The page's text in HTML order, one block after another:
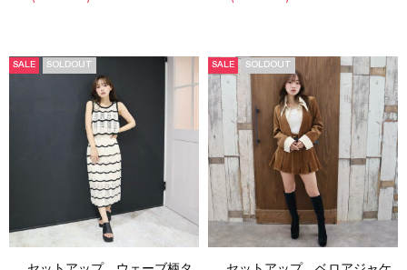
SALE SOLDOUT SALE SOLDOUT